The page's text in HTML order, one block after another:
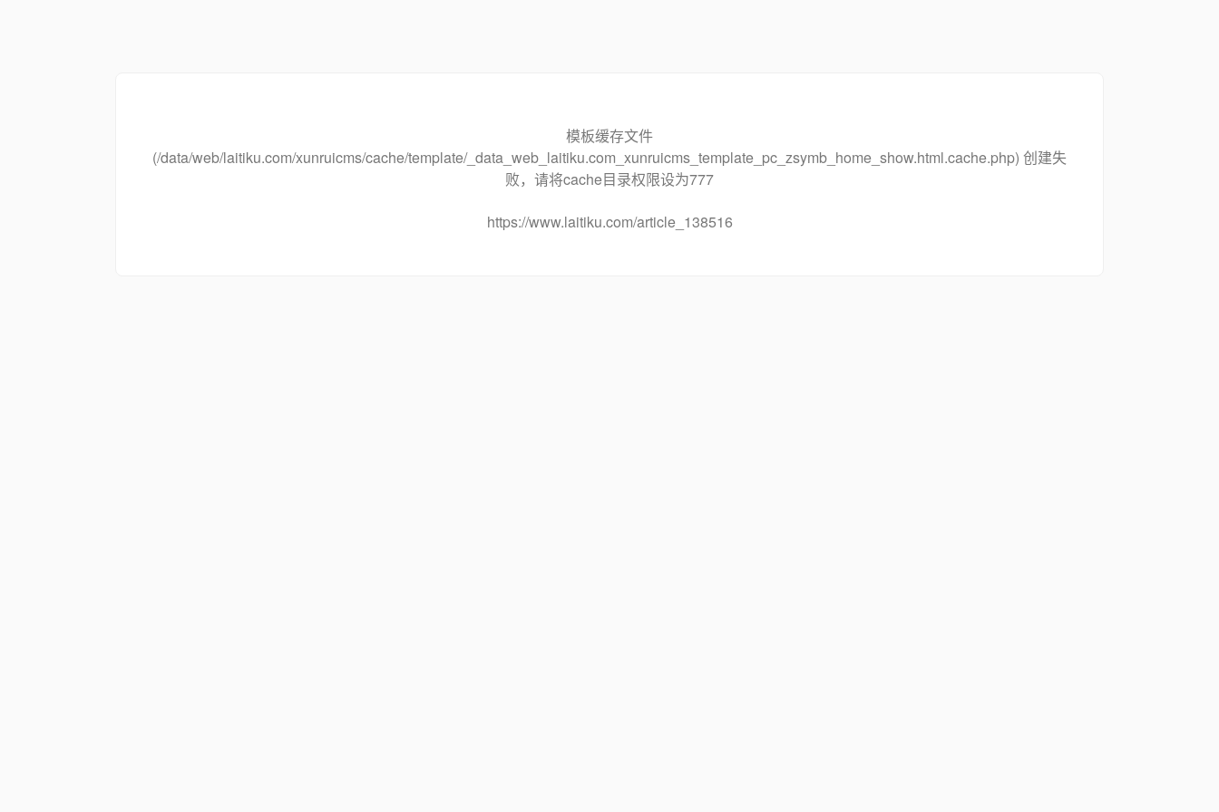
模板缓存文件
(/data/web/laitiku.com/xunruicms/cache/template/_data_web_laitiku.com_xunruicms_template_pc_zsymb_home_show.html.cache.php) 创建失
败，请将cache目录权限设为777
https://www.laitiku.com/article_138516